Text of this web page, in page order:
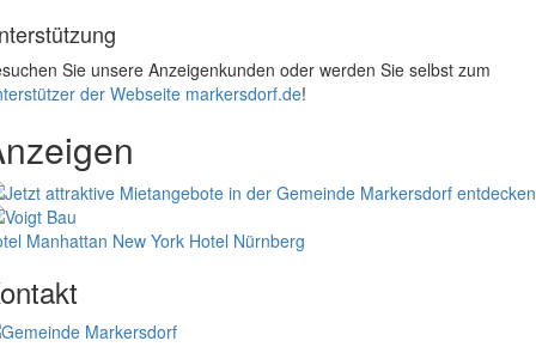
Sie unsere Anzeigenkunden oder werden Sie selbst zum
der Webseite markersdorf.de!
Manhattan New York Hotel Nürnberg